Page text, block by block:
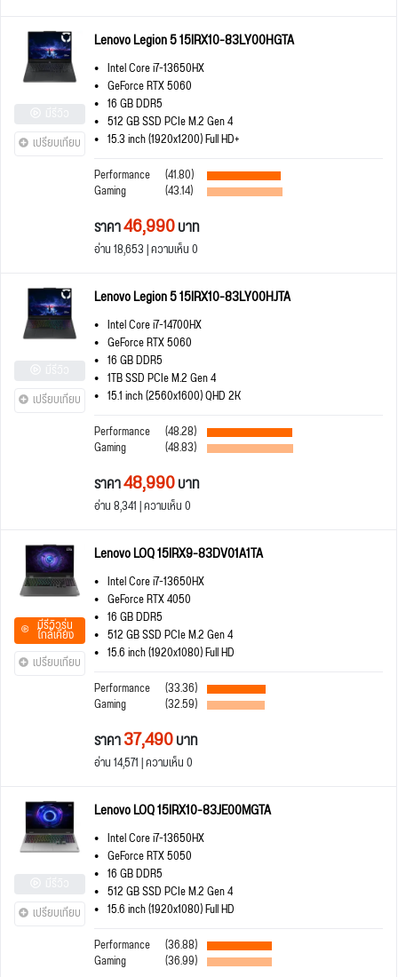
เปรียบเทียบ
Lenovo Legion 5 15IRX10-83LY00HGTA
Intel Core i7-13650HX
GeForce RTX 5060
16 GB DDR5
512 GB SSD PCIe M.2 Gen 4
15.3 inch (1920x1200) Full HD+
Performance
(41.80)
Gaming (43.14)
ราคา46,990บาท
อ่าน 18,653 | ความเห็น 0
เปรียบเทียบ
Lenovo Legion 5 15IRX10-83LY00HJTA
Intel Core i7-14700HX
GeForce RTX 5060
16 GB DDR5
1TB SSD PCIe M.2 Gen 4
15.1 inch (2560x1600) QHD 2K
Performance
(48.28)
Gaming (48.83)
ราคา48,990บาท
อ่าน 8,341 | ความเห็น 0
มีรีวิวรุ่น
ใกล้เคียง
เปรียบเทียบ
Lenovo LOQ 15IRX9-83DV01A1TA
Intel Core i7-13650HX
GeForce RTX 4050
16 GB DDR5
512 GB SSD PCIe M.2 Gen 4
15.6 inch (1920x1080) Full HD
Performance
(33.36)
Gaming (32.59)
ราคา37,490บาท
อ่าน 14,571 | ความเห็น 0
เปรียบเทียบ
Lenovo LOQ 15IRX10-83JE00MGTA
Intel Core i7-13650HX
GeForce RTX 5050
16 GB DDR5
512 GB SSD PCIe M.2 Gen 4
15.6 inch (1920x1080) Full HD
Performance
(36.88)
Gaming (36.99)